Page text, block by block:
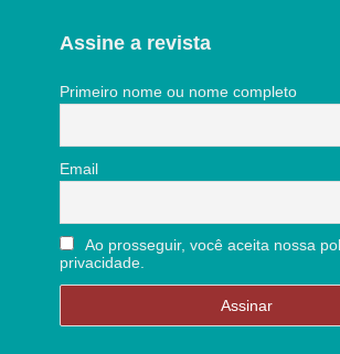
Assine a revista
Primeiro nome ou nome completo
Email
Ao prosseguir, você aceita nossa
privacidade.